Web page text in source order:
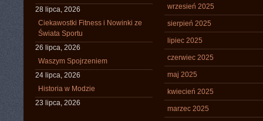
28 lipca, 2026
Ciekawostki Fitness i Nowinki ze
Świata Sportu
26 lipca, 2026
Waszym Spojrzeniem
24 lipca, 2026
Historia w Modzie
23 lipca, 2026
wrzesień 2025
sierpień 2025
lipiec 2025
czerwiec 2025
maj 2025
kwiecień 2025
marzec 2025